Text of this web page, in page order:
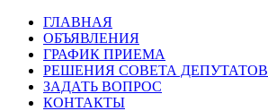
ГЛАВНАЯ
ОБЪЯВЛЕНИЯ
ГРАФИК ПРИЕМА
РЕШЕНИЯ СОВЕТА ДЕПУТАТОВ
ЗАДАТЬ ВОПРОС
КОНТАКТЫ